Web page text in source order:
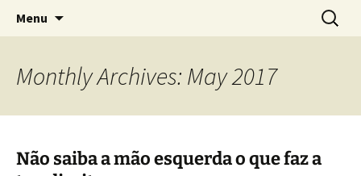
AO ACASO
Crónicas de José Carlos de Bessa Machado
Menu
Search
for:
Monthly Archives: May 2017
Não saiba a mão esquerda o que faz a